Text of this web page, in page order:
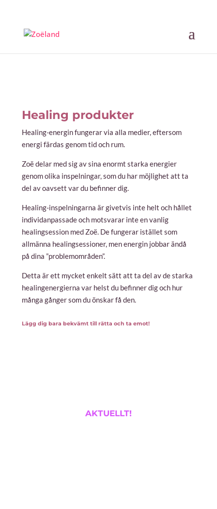
Healing produkter
Healing-energin fungerar via alla medier, eftersom
energi färdas genom tid och rum.
Zoë delar med sig av sina enormt starka energier
genom olika inspelningar, som du har möjlighet att ta
del av oavsett var du befinner dig.
Healing-inspelningarna är givetvis inte helt och hållet
individanpassade och motsvarar inte en vanlig
healingsession med Zoë. De fungerar istället som
allmänna healingsessioner, men energin jobbar ändå
på dina ”problemområden”.
Detta är ett mycket enkelt sätt att ta del av de starka
healingenergierna var helst du befinner dig och hur
många gånger som du önskar få den.
Lägg dig bara bekvämt till rätta och ta emot!
AKTUELLT!